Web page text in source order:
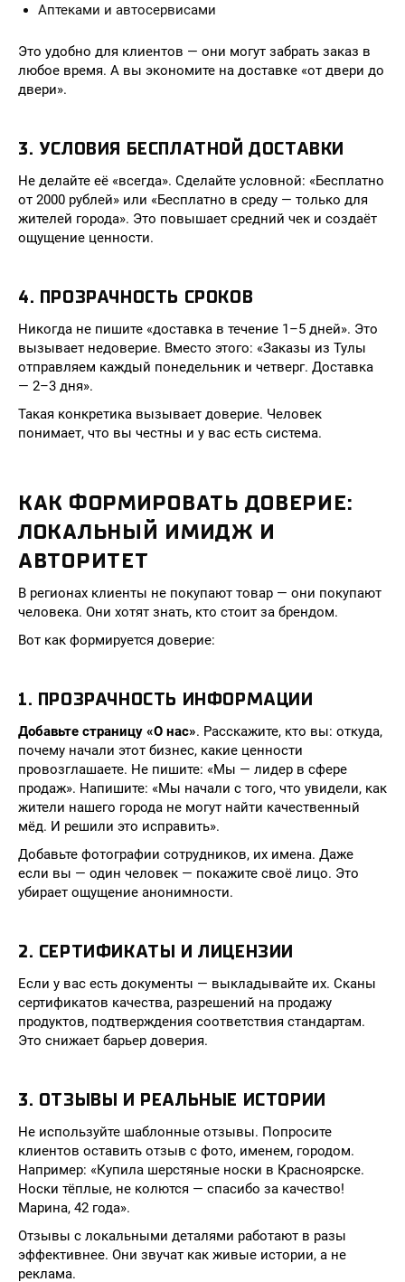
Аптеками и автосервисами
Это удобно для клиентов — они могут забрать заказ в
любое время. А вы экономите на доставке «от двери до
двери».
3. УСЛОВИЯ БЕСПЛАТНОЙ ДОСТАВКИ
Не делайте её «всегда». Сделайте условной: «Бесплатно
от 2000 рублей» или «Бесплатно в среду — только для
жителей города». Это повышает средний чек и создаёт
ощущение ценности.
4. ПРОЗРАЧНОСТЬ СРОКОВ
Никогда не пишите «доставка в течение 1–5 дней». Это
вызывает недоверие. Вместо этого: «Заказы из Тулы
отправляем каждый понедельник и четверг. Доставка
— 2–3 дня».
Такая конкретика вызывает доверие. Человек
понимает, что вы честны и у вас есть система.
КАК ФОРМИРОВАТЬ ДОВЕРИЕ:
ЛОКАЛЬНЫЙ ИМИДЖ И
АВТОРИТЕТ
В регионах клиенты не покупают товар — они покупают
человека. Они хотят знать, кто стоит за брендом.
Вот как формируется доверие:
1. ПРОЗРАЧНОСТЬ ИНФОРМАЦИИ
Добавьте страницу «О нас». Расскажите, кто вы: откуда,
почему начали этот бизнес, какие ценности
провозглашаете. Не пишите: «Мы — лидер в сфере
продаж». Напишите: «Мы начали с того, что увидели, как
жители нашего города не могут найти качественный
мёд. И решили это исправить».
Добавьте фотографии сотрудников, их имена. Даже
если вы — один человек — покажите своё лицо. Это
убирает ощущение анонимности.
2. СЕРТИФИКАТЫ И ЛИЦЕНЗИИ
Если у вас есть документы — выкладывайте их. Сканы
сертификатов качества, разрешений на продажу
продуктов, подтверждения соответствия стандартам.
Это снижает барьер доверия.
3. ОТЗЫВЫ И РЕАЛЬНЫЕ ИСТОРИИ
Не используйте шаблонные отзывы. Попросите
клиентов оставить отзыв с фото, именем, городом.
Например: «Купила шерстяные носки в Красноярске.
Носки тёплые, не колются — спасибо за качество!
Марина, 42 года».
Отзывы с локальными деталями работают в разы
эффективнее. Они звучат как живые истории, а не
реклама.